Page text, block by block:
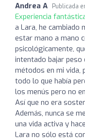
Andrea A Publicada
Experiencia
a Lara, he cambiado
estar mano a mano
psicológicamente,
intentado bajar
métodos en mi vida,
todo lo que había
los menús pero no
Así que no era
Además, nunca se
una vida activa y
Lara no sólo está